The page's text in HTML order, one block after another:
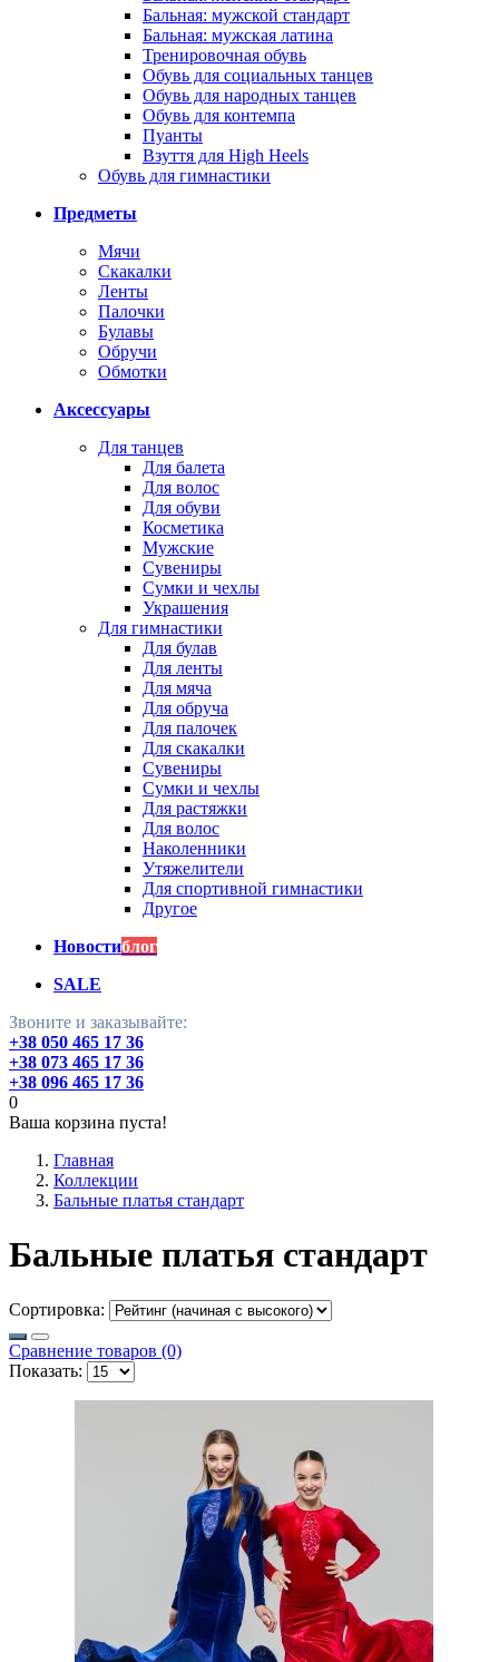
Бальная: мужской стандарт
Бальная: мужская латина
Тренировочная обувь
Обувь для социальных танцев
Обувь для народных танцев
Обувь для контемпа
Пуанты
Взуття для High Heels
Обувь для гимнастики
Предметы
Мячи
Скакалки
Ленты
Палочки
Булавы
Обручи
Обмотки
Аксессуары
Для танцев
Для балета
Для волос
Для обуви
Косметика
Мужские
Сувениры
Сумки и чехлы
Украшения
Для гимнастики
Для булав
Для ленты
Для мяча
Для обруча
Для палочек
Для скакалки
Сувениры
Сумки и чехлы
Для растяжки
Для волос
Наколенники
Утяжелители
Для спортивной гимнастики
Другое
Новостиблог
SALE
Звоните и заказывайте:
+38 050 465 17 36
+38 073 465 17 36
+38 096 465 17 36
0
Ваша корзина пуста!
Главная
Коллекции
Бальные платья стандарт
Бальные платья стандарт
Сортировка:
Сравнение товаров (0)
Показать: